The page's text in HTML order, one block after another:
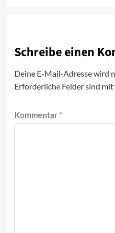
Schreibe einen
Deine E-Mail-Adresse wird
Erforderliche Felder sind mit
Kommentar *